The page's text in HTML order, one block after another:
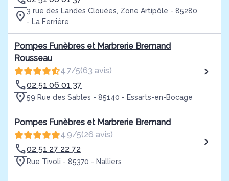
3 rue des Landes Clouées, Zone Artipôle - 85280
- La Ferrière
Pompes Funèbres et Marbrerie Bremand
Rousseau
4.7/5(63 avis)
02 51 06 01 37
59 Rue des Sables - 85140 - Essarts-en-Bocage
Pompes Funèbres et Marbrerie Bremand
4.9/5(26 avis)
02 51 27 22 72
Rue Tivoli - 85370 - Nalliers